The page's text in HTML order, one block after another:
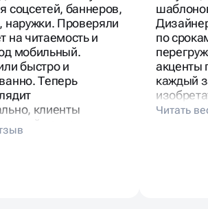
соцсетей, баннеров,
наружки. Проверяли
на читаемость и
мобильный.
быстро и
Теперь
клиенты
подход.
по
акценты
каждый